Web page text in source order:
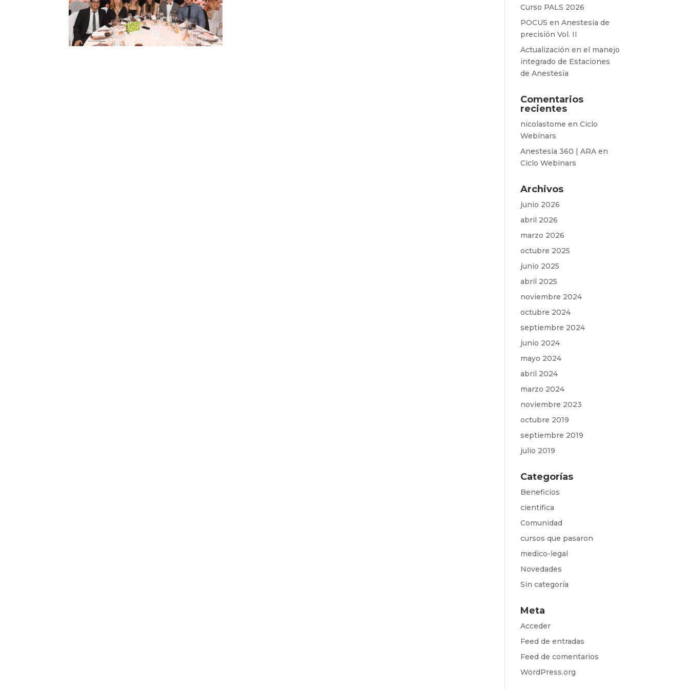
Curso PALS 2026
POCUS en Anestesia de
precisión Vol. II
Actualización en el manejo
integrado de Estaciones
de Anestesia
Comentarios
recientes
nicolastome enCiclo
Webinars
Anestesia 360 | ARA en
Ciclo Webinars
Archivos
junio 2026
abril 2026
marzo 2026
octubre 2025
junio 2025
abril 2025
noviembre 2024
octubre 2024
septiembre 2024
junio 2024
mayo 2024
abril 2024
marzo 2024
noviembre 2023
octubre 2019
septiembre 2019
julio 2019
Categorías
Beneficios
cientifica
Comunidad
cursos que pasaron
medico-legal
Novedades
Sin categoría
Meta
Acceder
Feed de entradas
Feed de comentarios
WordPress.org